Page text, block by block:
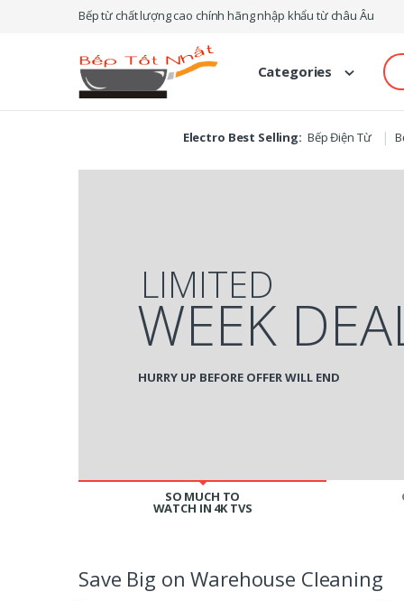
Bếp từ chất lượng cao chính hãng nhập khẩu từ châu Âu
Categories
for:
Electro Best Selling: Bếp Điện Từ
SO MUCH TO
WATCH IN 4K TVS
Save Big on Warehouse Cleaning